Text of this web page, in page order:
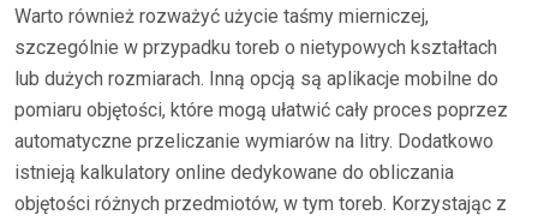
Warto również rozważyć użycie taśmy mierniczej,
szczególnie w przypadku toreb o nietypowych kształtach
lub dużych rozmiarach. Inną opcją są aplikacje mobilne do
pomiaru objętości, które mogą ułatwić cały proces poprzez
automatyczne przeliczanie wymiarów na litry. Dodatkowo
istnieją kalkulatory online dedykowane do obliczania
objętości różnych przedmiotów, w tym toreb. Korzystając z